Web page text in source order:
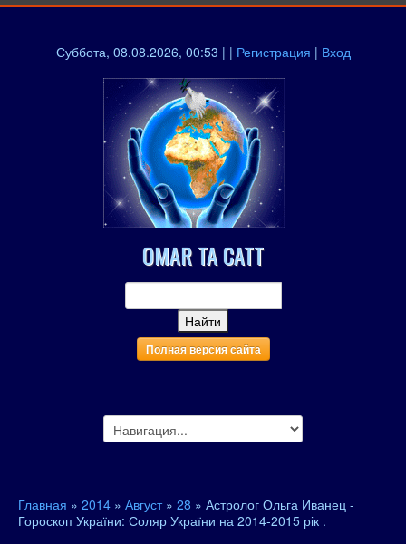
Суббота, 08.08.2026, 00:53 | | Регистрация | Вход
OMAR TA CATT
Полная версия сайта
Главная » 2014 » Август » 28 » Астролог Ольга Иванец -
Гороскоп України: Соляр України на 2014-2015 рік .